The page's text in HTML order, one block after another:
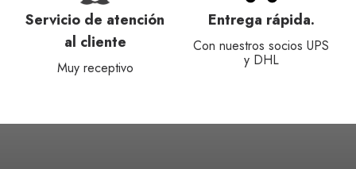
Servicio de atención
al cliente
Muy receptivo
Entrega rápida.
Con nuestros socios UPS
y DHL